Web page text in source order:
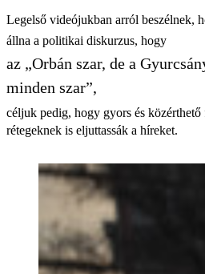
Legelső videójukban arról beszélnek,
állna a politikai diskurzus, hogy
az „Orbán szar, de a
minden szar”,
céljuk pedig, hogy gyors és közérthető
rétegeknek is eljuttassák a híreket.